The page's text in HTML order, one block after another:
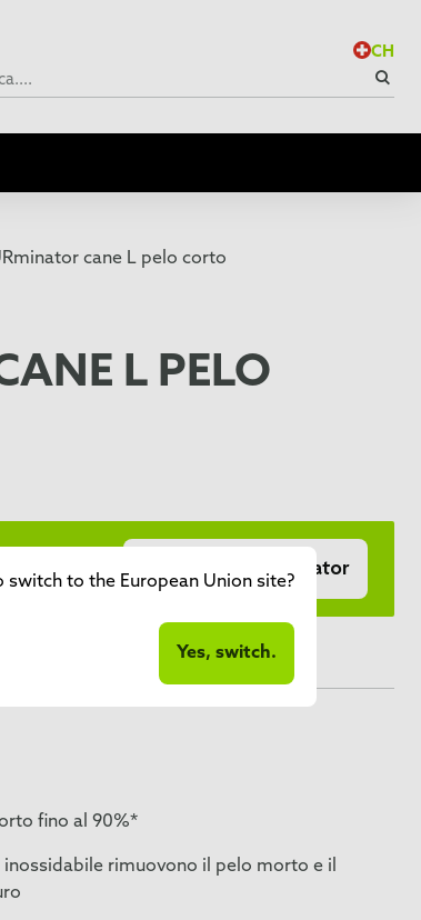
CH
cane L pelo corto
L PELO
cane? Al Finder FURminator
fino al 90%*
inossidabile rimuovono il pelo morto e il
to the European Union site?
Yes, switch.